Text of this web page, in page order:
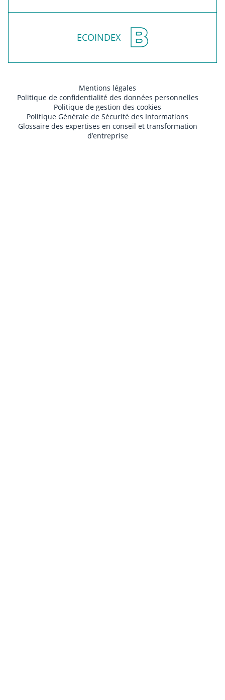
ECOINDEX
Mentions légales
Politique de confidentialité des données personnelles
Politique de gestion des cookies
Politique Générale de Sécurité des Informations
Glossaire des expertises en conseil et transformation
d’entreprise